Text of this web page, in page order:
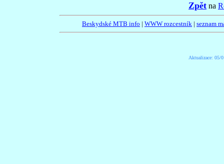
Zpět na
Beskydské MTB info | WWW rozcestník | seznam
Aktualizace: 05/